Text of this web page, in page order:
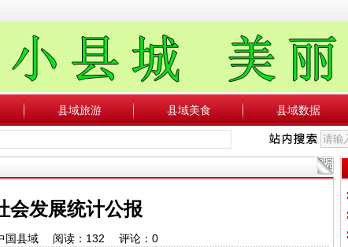
县域旅游 县域美食 县域数据
会发展统计公报
国县域 阅读： 132 评论： 0